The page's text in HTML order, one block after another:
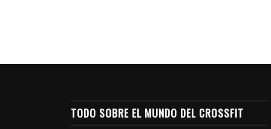
TODO SOBRE EL MUNDO DEL CROSSFIT